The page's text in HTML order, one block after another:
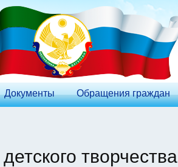
Документы Обращения граждан
творчества